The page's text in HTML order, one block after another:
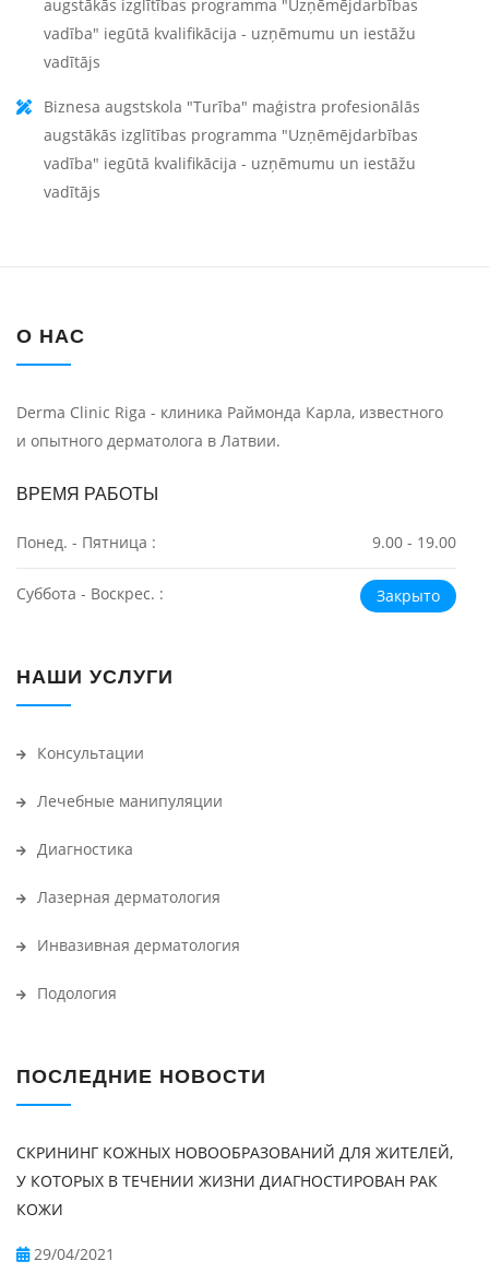
augstākās izglītības programma "Uzņēmējdarbības
vadība" iegūtā kvalifikācija - uzņēmumu un iestāžu
vadītājs
Biznesa augstskola "Turība" maģistra profesionālās
augstākās izglītības programma "Uzņēmējdarbības
vadība" iegūtā kvalifikācija - uzņēmumu un iestāžu
vadītājs
О НАС
Derma Clinic Riga - клиника Раймонда Карла, известного
и опытного дерматолога в Латвии.
ВРЕМЯ РАБОТЫ
Понед. - Пятница : 9.00 - 19.00
Суббота - Воскрес. : Закрыто
НАШИ УСЛУГИ
Консультации
Лечебные манипуляции
Диагностика
Лазерная дерматология
Инвазивная дерматология
Подология
ПОСЛЕДНИЕ НОВОСТИ
СКРИНИНГ КОЖНЫХ НОВООБРАЗОВАНИЙ ДЛЯ ЖИТЕЛЕЙ,
У КОТОРЫХ В ТЕЧЕНИИ ЖИЗНИ ДИАГНОСТИРОВАН РАК
КОЖИ
29/04/2021